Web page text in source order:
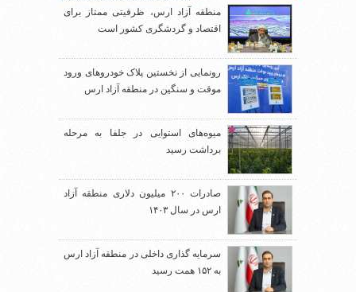
منطقه آزاد ارس، ظرفیتی ممتاز برای
اقتصاد و گردشگری کشور است
رونمایی از نخستین پلاک خودروهای ورود
موقت و سنگین در منطقه آزاد ارس
میوه‌های استوایی در جلفا به مرحله
برداشت رسید
صادرات ۲۰۰ میلیون دلاری منطقه آزاد
ارس در سال ۱۴۰۳
سرمایه گذاری داخلی در منطقه آزاد ارس
به ۱۵۲ همت رسید